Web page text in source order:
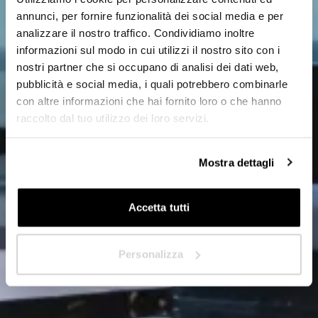
annunci, per fornire funzionalità dei social media e per
analizzare il nostro traffico. Condividiamo inoltre
informazioni sul modo in cui utilizzi il nostro sito con i
nostri partner che si occupano di analisi dei dati web,
pubblicità e social media, i quali potrebbero combinarle
con altre informazioni che hai fornito loro o che hanno
raccolto dal tuo utilizzo dei loro servizi.
Mostra dettagli
Accetta tutti
Personalizza
Designer/Progettista
Privato
Rivenditore